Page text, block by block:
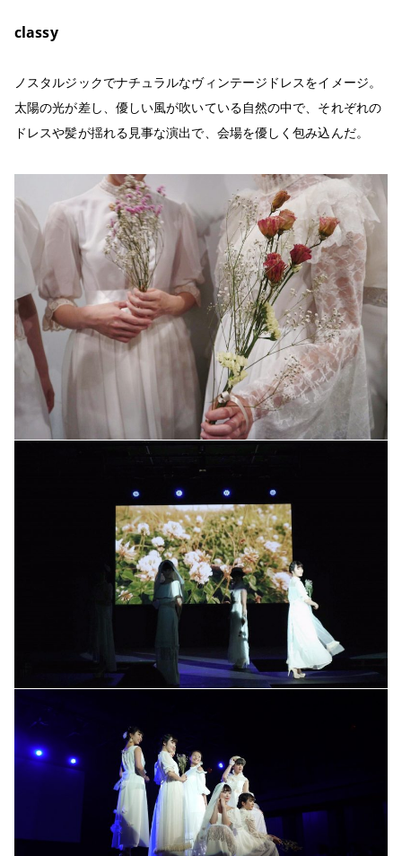
classy
ノスタルジックでナチュラルなヴィンテージドレスをイメージ。
太陽の光が差し、優しい風が吹いている自然の中で、それぞれの
ドレスや髪が揺れる見事な演出で、会場を優しく包み込んだ。